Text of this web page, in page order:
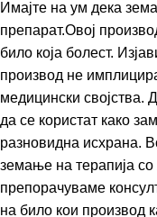
Имајте на ум дека
препарат.Овој
било која болест.
производ не
медицински својства.
да се користат како
разновидна исхрана.
земање на терапија
препорачуваме
на било кои производ